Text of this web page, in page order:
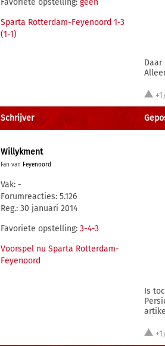
Favoriete opstelling: geen
Sparta Rotterdam-Feyenoord 1-3
(1-1)
Schrijver
Willykment
Fan van Feyenoord
Vak: -
Forumreacties: 5.126
Reg.: 30 januari 2014
Favoriete opstelling: 3-4-3
Voorspel nu Sparta Rotterdam-
Feyenoord
Is